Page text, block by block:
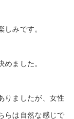
みです。
ました。
りましたが、女性
らは自然な感じで